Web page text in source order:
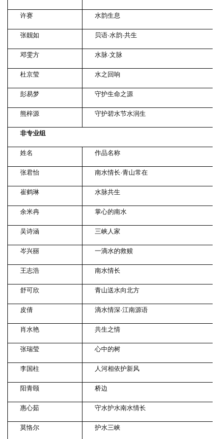
许赛 水韵生息
张靓如 贝语·水韵·共生
邓雯方 水脉·文脉
杜京莹 水之回响
彭易梦 守护生命之源
熊梓源 守护碧水节水润生
非专业组
姓名 作品名称
张君怡 南水情长·青山常在
崔鹤琳 水脉共生
余米冉 掌心的南水
吴诗涵 三峡人家
岑兴丽 一滴水的救赎
王志浩 南水情长
舒可欣 青山送水向北方
皮倩 滴水情深·江南源语
肖水艳 共生之情
张瑞莹 心中的树
李国柱 人河相依护新风
阳青颐 桥边
惠心茹 守水护水南水情长
莫恪尔 护水三峡